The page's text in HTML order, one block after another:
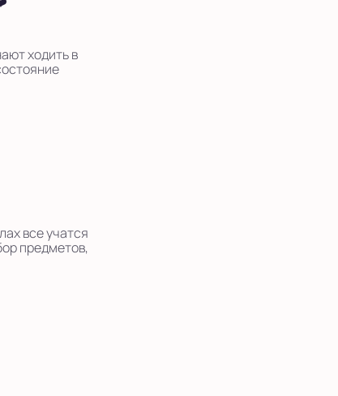
ходить в
все учатся
предметов,